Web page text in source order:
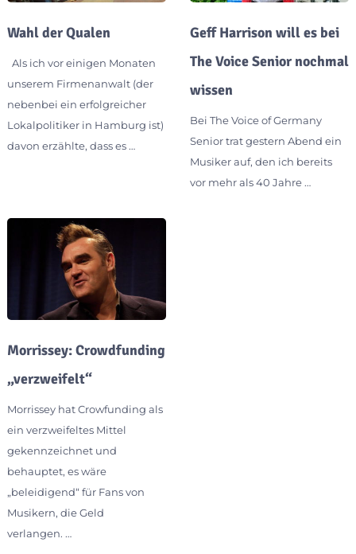
Wahl der Qualen
Als ich vor einigen Monaten
unserem Firmenanwalt (der
nebenbei ein erfolgreicher
Lokalpolitiker in Hamburg ist)
davon erzählte, dass es …
Geff Harrison will es bei
The Voice Senior nochmal
wissen
Bei The Voice of Germany
Senior trat gestern Abend ein
Musiker auf, den ich bereits
vor mehr als 40 Jahre …
Morrissey: Crowdfunding
„verzweifelt“
Morrissey hat Crowfunding als
ein verzweifeltes Mittel
gekennzeichnet und
behauptet, es wäre
„beleidigend“ für Fans von
Musikern, die Geld
verlangen. …